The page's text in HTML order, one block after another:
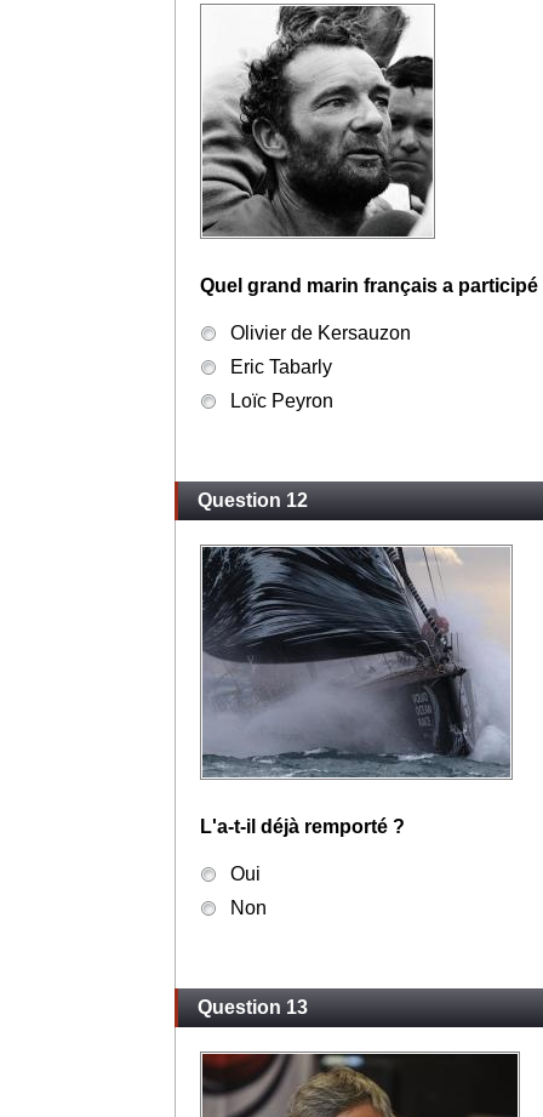
Quel grand marin français a
Olivier de Kersauzon
Eric Tabarly
Loïc Peyron
Question 12
L'a-t-il déjà remporté ?
Oui
Non
Question 13